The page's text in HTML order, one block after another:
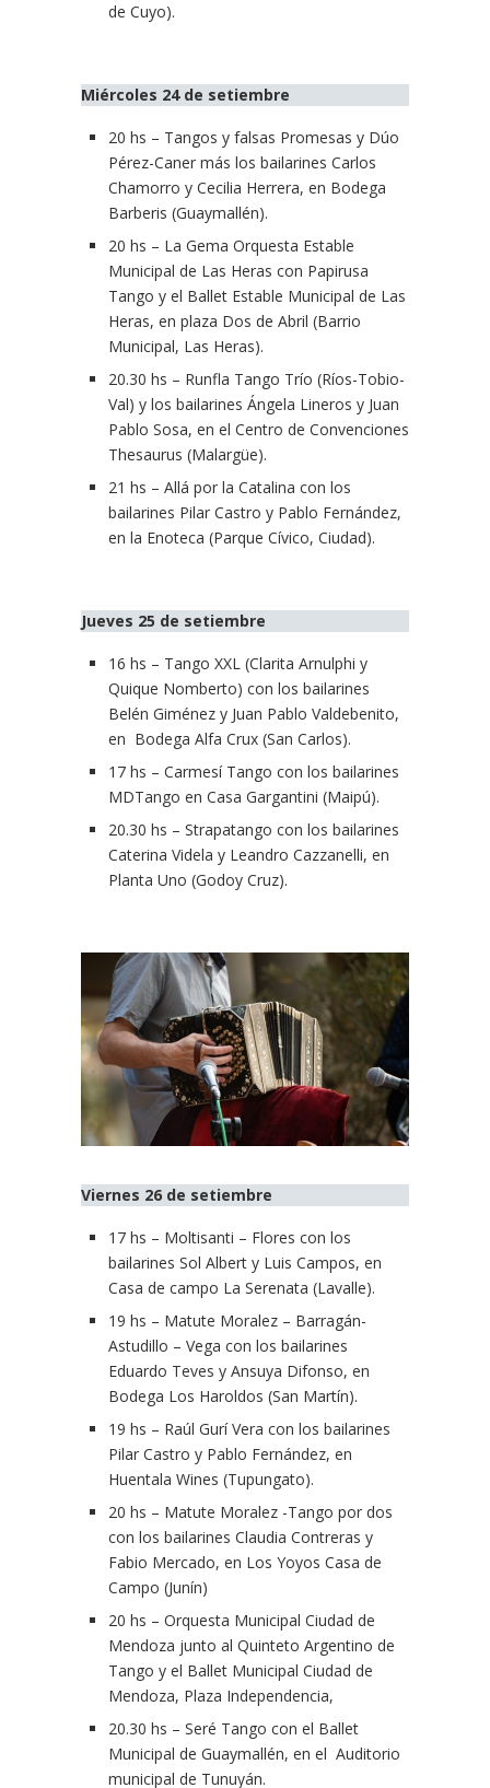
de Cuyo).
Miércoles 24 de setiembre
20 hs – Tangos y falsas Promesas y Dúo
Pérez-Caner más los bailarines Carlos
Chamorro y Cecilia Herrera, en Bodega
Barberis (Guaymallén).
20 hs – La Gema Orquesta Estable
Municipal de Las Heras con Papirusa
Tango y el Ballet Estable Municipal de Las
Heras, en plaza Dos de Abril (Barrio
Municipal, Las Heras).
20.30 hs – Runfla Tango Trío (Ríos-Tobio-
Val) y los bailarines Ángela Lineros y Juan
Pablo Sosa, en el Centro de Convenciones
Thesaurus (Malargüe).
21 hs – Allá por la Catalina con los
bailarines Pilar Castro y Pablo Fernández,
en la Enoteca (Parque Cívico, Ciudad).
Jueves 25 de setiembre
16 hs – Tango XXL (Clarita Arnulphi y
Quique Nomberto) con los bailarines
Belén Giménez y Juan Pablo Valdebenito,
en Bodega Alfa Crux (San Carlos).
17 hs – Carmesí Tango con los bailarines
MDTango en Casa Gargantini (Maipú).
20.30 hs – Strapatango con los bailarines
Caterina Videla y Leandro Cazzanelli, en
Planta Uno (Godoy Cruz).
Viernes 26 de setiembre
17 hs – Moltisanti – Flores con los
bailarines Sol Albert y Luis Campos, en
Casa de campo La Serenata (Lavalle).
19 hs – Matute Moralez – Barragán-
Astudillo – Vega con los bailarines
Eduardo Teves y Ansuya Difonso, en
Bodega Los Haroldos (San Martín).
19 hs – Raúl Gurí Vera con los bailarines
Pilar Castro y Pablo Fernández, en
Huentala Wines (Tupungato).
20 hs – Matute Moralez -Tango por dos
con los bailarines Claudia Contreras y
Fabio Mercado, en Los Yoyos Casa de
Campo (Junín)
20 hs – Orquesta Municipal Ciudad de
Mendoza junto al Quinteto Argentino de
Tango y el Ballet Municipal Ciudad de
Mendoza, Plaza Independencia,
20.30 hs – Seré Tango con el Ballet
Municipal de Guaymallén, en el Auditorio
municipal de Tunuyán.